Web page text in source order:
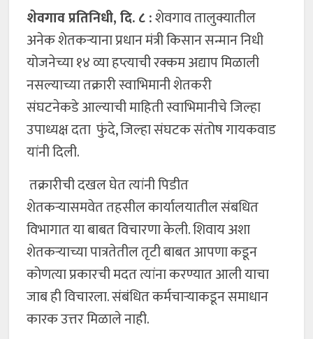
शेवगाव प्रतिनिधी, दि. ८ :शेवगाव तालुक्यातील
अनेक शेतकऱ्याना प्रधान मंत्री किसान सन्मान निधी
योजनेच्या १४ व्या हप्त्याची रक्कम अद्याप मिळाली
नसल्याच्या तक्रारी स्वाभिमानी शेतकरी
संघटनेकडे आल्याची माहिती स्वाभिमानीचे जिल्हा
उपाध्यक्ष दता फुंदे, जिल्हा संघटक संतोष गायकवाड
यांनी दिली.
तक्रारीची दखल घेत त्यांनी पिडीत
शेतकऱ्यासमवेत तहसील कार्यालयातील संबधित
विभागात या बाबत विचारणा केली. शिवाय अशा
शेतकऱ्याच्या पात्रतेतील तृटी बाबत आपणा कडून
कोणत्या प्रकारची मदत त्यांना करण्यात आली याचा
जाब ही विचारला. संबंधित कर्मचार्‍याकडून समाधान
कारक उत्तर मिळाले नाही.